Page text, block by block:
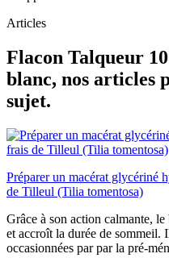
Articles
Flacon Talqueur
blanc, nos articles
sujet.
Préparer un macérat glycériné
de Tilleul (Tilia tomentosa)
Grâce à son action calmante,
et accroît la durée de sommeil.
occasionnées par par la pré-